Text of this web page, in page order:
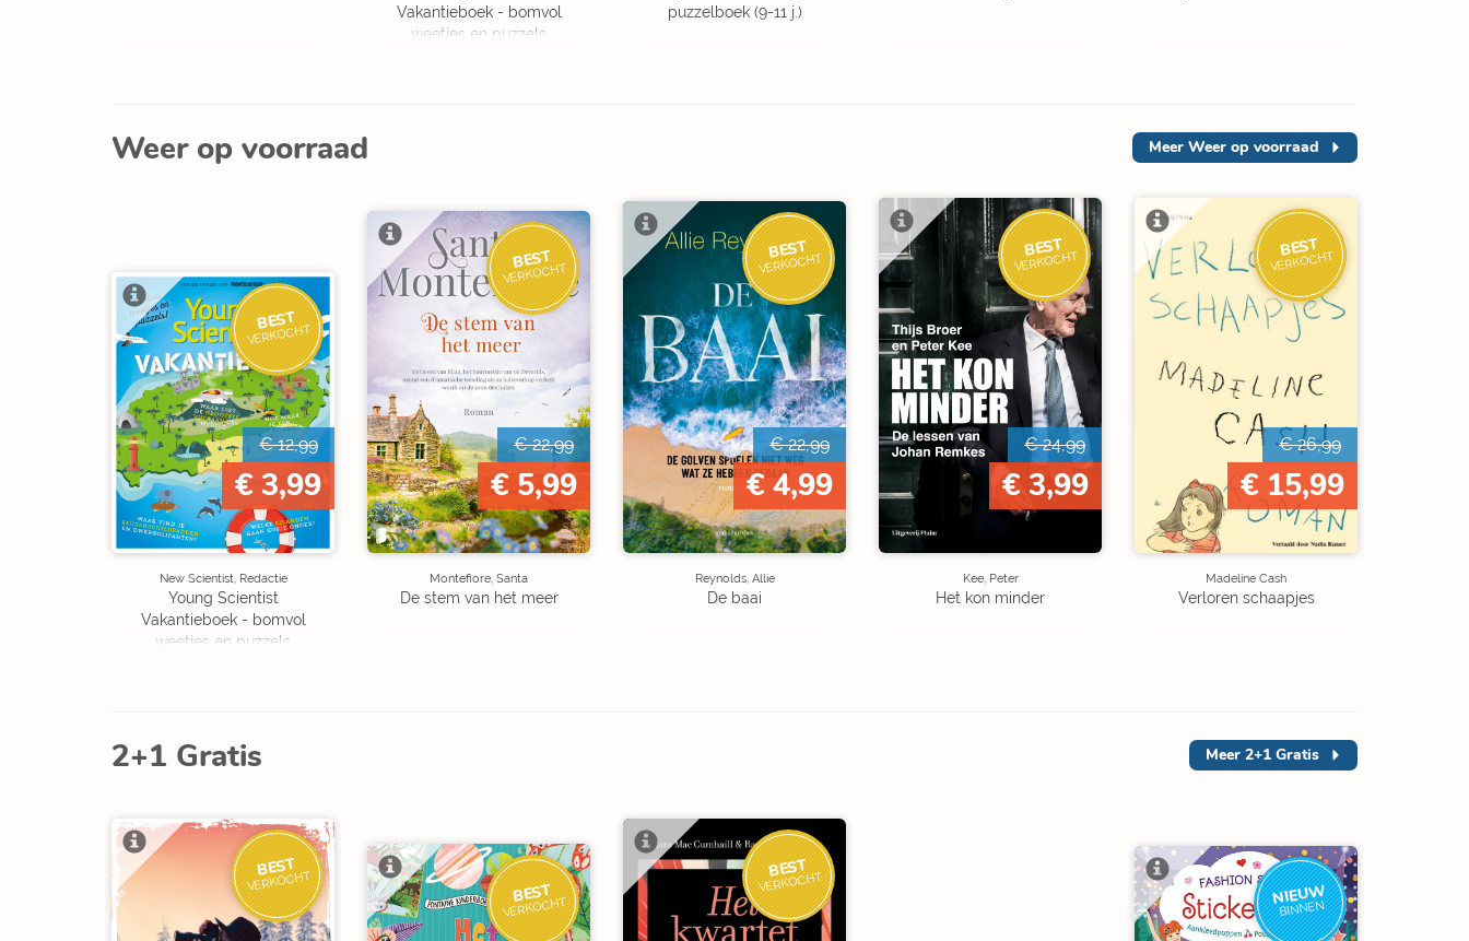
Vakantieboek - bomvol
weetjes en puzzels
puzzelboek (9-11 j.)
Weer op voorraad Meer Weer op voorraad
BEST
VERKOCHT
€ 12,99
€ 3,99
New Scientist, Redactie
Young Scientist
Vakantieboek - bomvol
weetjes en puzzels
BEST
VERKOCHT
€ 22,99
€ 5,99
Montefiore, Santa
De stem van het meer
BEST
VERKOCHT
€ 22,99
€ 4,99
Reynolds, Allie
De baai
BEST
VERKOCHT
€ 24,99
€ 3,99
Kee, Peter
Het kon minder
BEST
VERKOCHT
€ 26,99
€ 15,99
Madeline Cash
Verloren schaapjes
2+1 Gratis Meer 2+1 Gratis
BEST
VERKOCHT BEST
VERKOCHT
BEST
VERKOCHT NIEUW
BINNEN